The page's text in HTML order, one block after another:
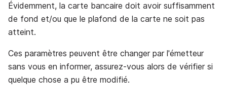
Évidemment, la carte bancaire doit avoir suffisamment
de fond et/ou que le plafond de la carte ne soit pas
atteint.
Ces paramètres peuvent être changer par l'émetteur
sans vous en informer, assurez-vous alors de vérifier si
quelque chose a pu être modifié.